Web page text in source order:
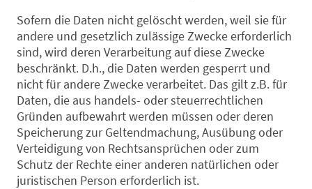
Sofern die Daten nicht gelöscht werden, weil sie für
andere und gesetzlich zulässige Zwecke erforderlich
sind, wird deren Verarbeitung auf diese Zwecke
beschränkt. D.h., die Daten werden gesperrt und
nicht für andere Zwecke verarbeitet. Das gilt z.B. für
Daten, die aus handels- oder steuerrechtlichen
Gründen aufbewahrt werden müssen oder deren
Speicherung zur Geltendmachung, Ausübung oder
Verteidigung von Rechtsansprüchen oder zum
Schutz der Rechte einer anderen natürlichen oder
juristischen Person erforderlich ist.